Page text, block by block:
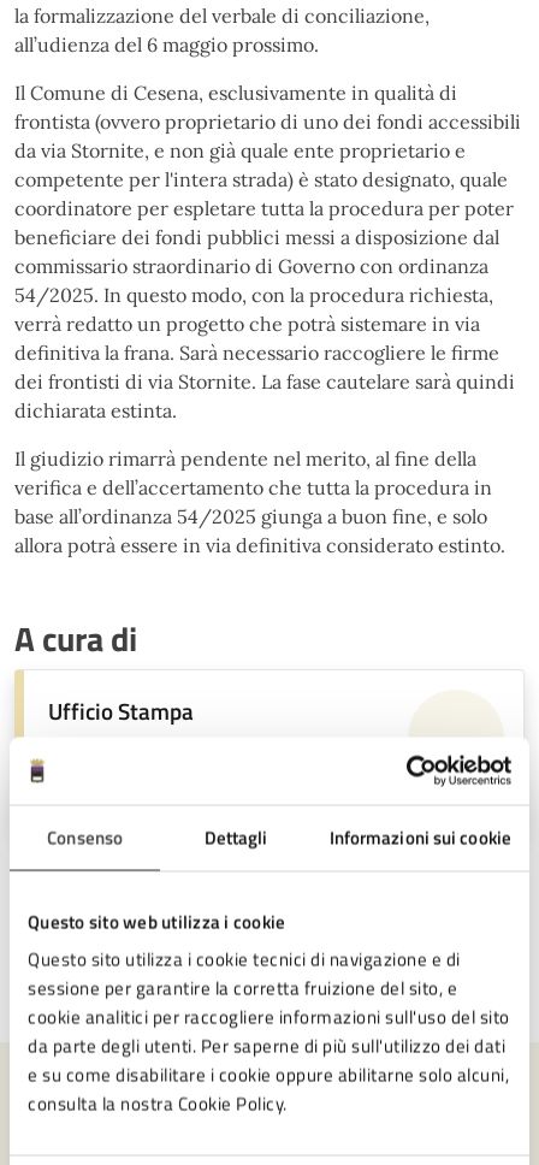
Consenso Dettagli Informazioni sui cookie
Questo sito web utilizza i cookie
Questo sito utilizza i cookie tecnici di navigazione e di
sessione per garantire la corretta fruizione del sito, e
cookie analitici per raccogliere informazioni sull'uso del sito
da parte degli utenti. Per saperne di più sull'utilizzo dei dati
e su come disabilitare i cookie oppure abilitarne solo alcuni,
consulta la nostra Cookie Policy.
la formalizzazione del verbale di conciliazione,
all’udienza del 6 maggio prossimo.
Il Comune di Cesena, esclusivamente in qualità di
frontista (ovvero proprietario di uno dei fondi accessibili
da via Stornite, e non già quale ente proprietario e
competente per l'intera strada) è stato designato, quale
coordinatore per espletare tutta la procedura per poter
beneficiare dei fondi pubblici messi a disposizione dal
commissario straordinario di Governo con ordinanza
54/2025. In questo modo, con la procedura richiesta,
verrà redatto un progetto che potrà sistemare in via
definitiva la frana. Sarà necessario raccogliere le firme
dei frontisti di via Stornite. La fase cautelare sarà quindi
dichiarata estinta.
Il giudizio rimarrà pendente nel merito, al fine della
verifica e dell’accertamento che tutta la procedura in
base all’ordinanza 54/2025 giunga a buon fine, e solo
allora potrà essere in via definitiva considerato estinto.
A cura di
Ufficio Stampa
Piazza del Popolo 10, Cesena (FC),
Ultimo aggiornamento:03/04/2026, 11:34
Contenuti correlati